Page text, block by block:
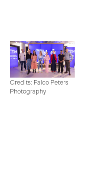
Credits: Falco Peters
Photography